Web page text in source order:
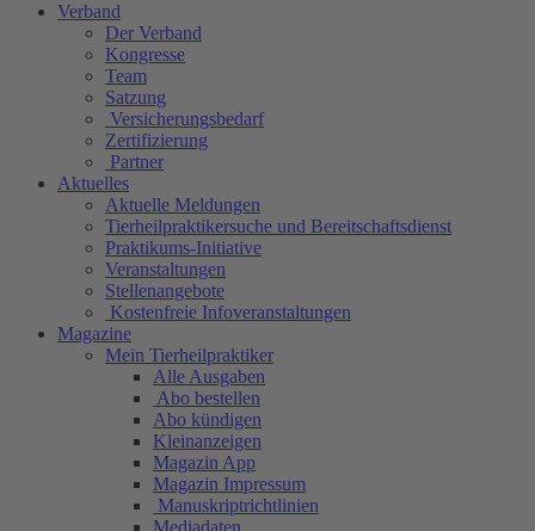
Verband
Der Verband
Kongresse
Team
Satzung
Versicherungsbedarf
Zertifizierung
Partner
Aktuelles
Aktuelle Meldungen
Tierheilpraktikersuche und Bereitschaftsdienst
Praktikums-Initiative
Veranstaltungen
Stellenangebote
Kostenfreie Infoveranstaltungen
Magazine
Mein Tierheilpraktiker
Alle Ausgaben
Abo bestellen
Abo kündigen
Kleinanzeigen
Magazin App
Magazin Impressum
Manuskriptrichtlinien
Mediadaten